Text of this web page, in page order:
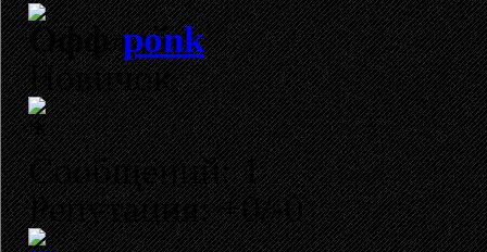
ponk
Новичок
Сообщений: 1
Репутация: +0/-0